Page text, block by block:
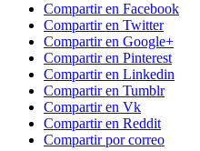
Compartir en Facebook
Compartir en Twitter
Compartir en Google+
Compartir en Pinterest
Compartir en Linkedin
Compartir en Tumblr
Compartir en Vk
Compartir en Reddit
Compartir por correo